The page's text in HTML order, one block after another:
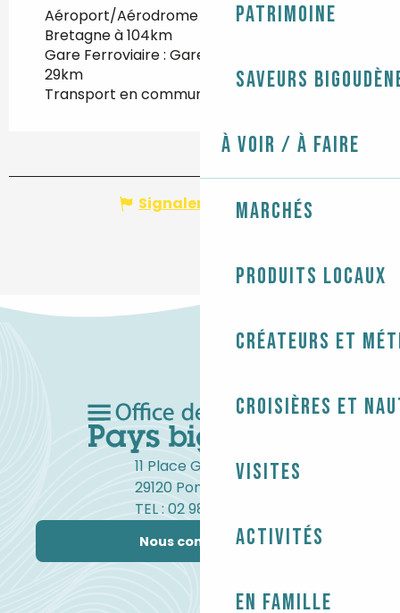
Patrimoine
Saveurs
À voir / À faire
Marchés
Produits locaux
Créateurs et
Croisières et
Visites
Activités
En famille
Aéroport/Aérodrome : Aéroport Brest
Bretagne à 104km
Gare Ferroviaire : Gare SNCF Quimper à
29km
Transport en commun : La Torche à 2km
Signaler une erreur
11 Place Gambetta
29120 Pont-l'Abbé
TEL : 02 98 82 37 99
Nous contacter